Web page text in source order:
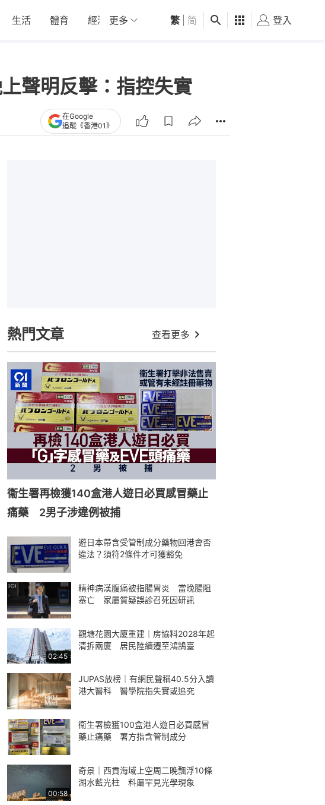
生活 體育 經濟 01深圳 觀點 健康 好食玩飛
更多 繁 简 登入
聲明反擊：指控失實
在Google
追蹤《香港01》
熱門文章 查看更多
衞生署再檢獲140盒港人遊日必買感冒藥止
痛藥 2男子涉違例被捕
遊日本帶含受管制成分藥物回港會否
違法？須符2條件才可獲豁免
精神病漢腹痛被指腸胃炎 當晚腸阻
塞亡 家屬質疑誤診召死因研訊
02:45
觀塘花園大廈重建｜房協料2028年起
清拆兩廈 居民陸續遷至鴻鵠臺
JUPAS放榜｜有網民聲稱40.5分入讀
港大醫科 醫學院指失實或追究
衞生署檢獲100盒港人遊日必買感冒
藥止痛藥 署方指含管制成分
00:58
奇景｜西貢海域上空周二晚飄浮10條
湖水藍光柱 料屬罕見光學現象